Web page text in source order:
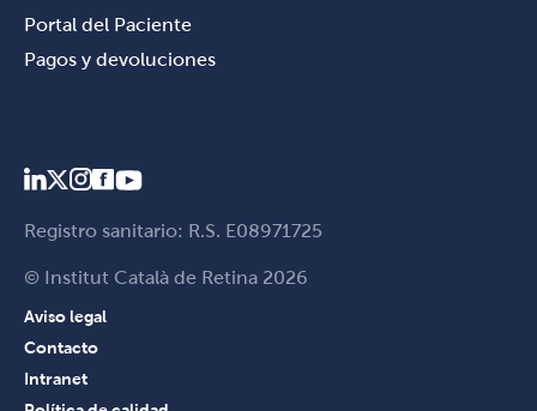
Portal del Paciente
Pagos y devoluciones
Registro sanitario: R.S. E08971725
© Institut Català de Retina 2026
Aviso legal
Contacto
Intranet